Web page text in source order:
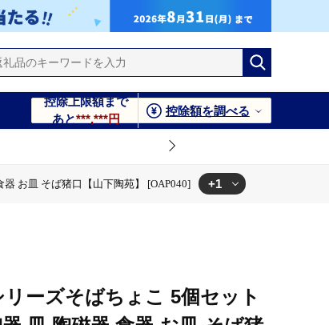
控除上限額まで
あと***,***円
控除額を調べる
器 お皿 そば猪口【山下陶苑】 [OAP040] +1
リーズそばちょこ 5個セット